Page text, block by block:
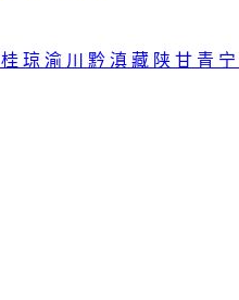
桂 琼 渝 川 黔 滇 藏 陕 甘 青 宁